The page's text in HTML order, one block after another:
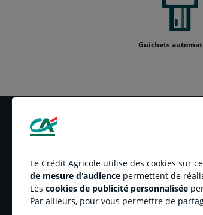
Le Crédit Agricole utilise des cookies sur
de mesure d'audience permettent de
Les cookies de publicité personnalisée
Par ailleurs, pour vous permettre de
Guichets
LE CREDIT AGRICOLE
Banque coopérative